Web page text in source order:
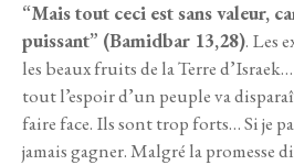
“Mais tout ceci est sans valeur,
puissant” (Bamidbar 13,28). Les
les beaux fruits de la Terre
tout l’espoir d’un peuple va
faire face. Ils sont trop forts… Si je
jamais gagner. Malgré la promesse